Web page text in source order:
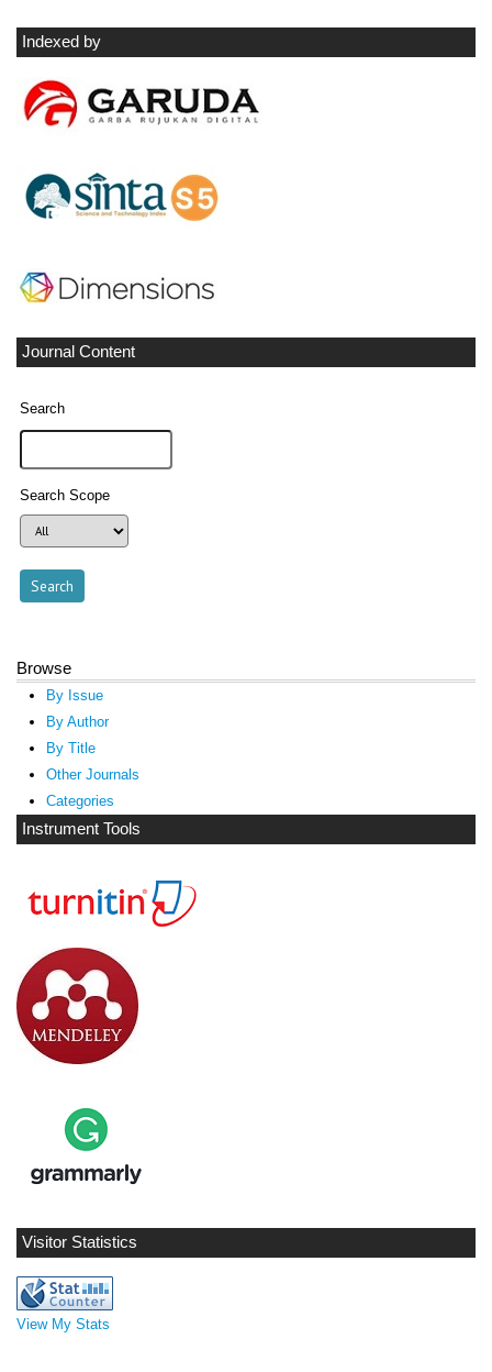
Indexed by
Journal Content
Search
Search Scope
Browse
By Issue
By Author
By Title
Other Journals
Categories
Instrument Tools
Visitor Statistics
View My Stats